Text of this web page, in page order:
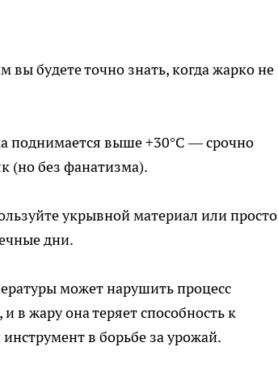
вы будете точно знать, когда жарко не
поднимается выше +30°C — срочно
(но без фанатизма).
укрывной материал или просто
дни.
может нарушить процесс
в жару она теряет способность к
в борьбе за урожай.